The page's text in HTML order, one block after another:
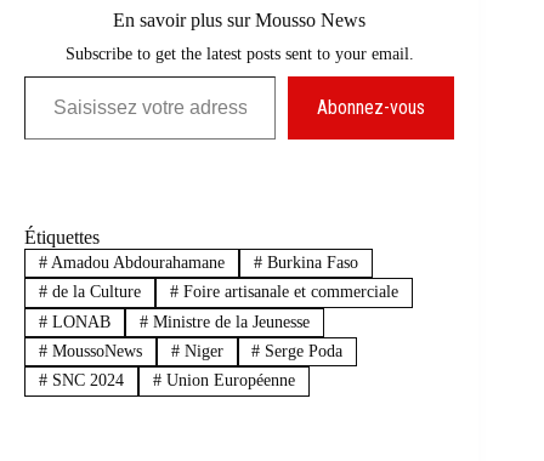
En savoir plus sur Mousso News
Subscribe to get the latest posts sent to your email.
Saisissez votre adresse e-mail…
Abonnez-vous
Étiquettes
#Amadou Abdourahamane #Burkina Faso
#de la Culture #Foire artisanale et commerciale
#LONAB #Ministre de la Jeunesse
#MoussoNews #Niger # Serge Poda
#SNC 2024 #Union Européenne